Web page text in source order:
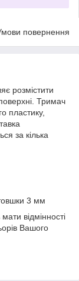
повернення
розмістити
Тримач
пластику,
за кілька
3 мм
відмінності
Вашого